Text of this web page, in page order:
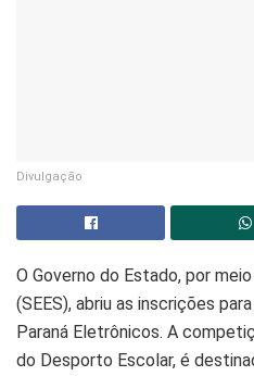
Divulgação
O Governo do Estado, por
(SEES), abriu as inscrições
Paraná Eletrônicos. A
do Desporto Escolar, é